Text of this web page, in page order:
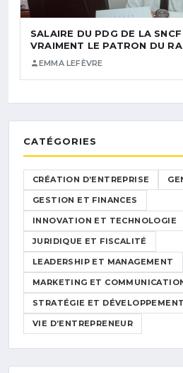
SALAIRE DU PDG DE LA
VRAIMENT LE PATRON DU
EMMA LEFÈVRE
CATÉGORIES
CRÉATION D’ENTREPRISE
GESTION ET FINANCES
INNOVATION ET TECHNOLOGIE
JURIDIQUE ET FISCALITÉ
LEADERSHIP ET MANAGEMENT
MARKETING ET
STRATÉGIE ET DÉVELOPPEMENT
VIE D’ENTREPRENEUR